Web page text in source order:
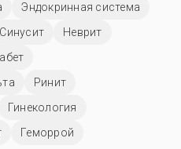
Эндокринная система
Синусит
Неврит
Ринит
Гинекология
Геморрой